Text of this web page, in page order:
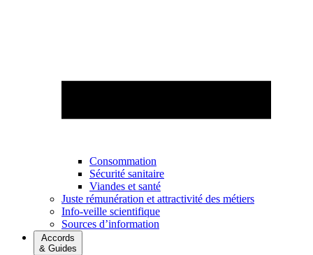
Consommation
Sécurité sanitaire
Viandes et santé
Juste rémunération et attractivité des métiers
Info-veille scientifique
Sources d’information
Accords
& Guides